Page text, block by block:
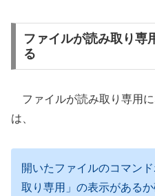
ファイルが読み取り専
る
ファイルが読み取り専用
は、
開いたファイルのコマン
取り専用」の表示がある